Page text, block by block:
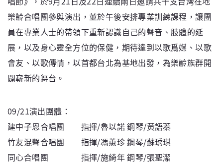
樂齡合唱團參與演出，並於午後安排專業訓練課程，讓團
員在專業人士的帶領下重新認識自己的聲音、肢體的延
展，以及身心靈全方位的保健，期待達到以歌爲媒、以歌
會友、以歌傳情，以首都台北為基地出發，為樂齡族群開
闢嶄新的舞台。
09/21演出團體：
建中子恩合唱團 指揮/魯以諾 鋼琴/黃語蓁
竹友混聲合唱團 指揮/馮蕙珍 鋼琴/蘇琇琪
同心合唱團 指揮/施綺年 鋼琴/張聖潔